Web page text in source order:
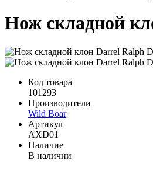
Нож складной
Код товара
101293
Производители
Wild Boar
Артикул
AXD01
Наличие
В наличии